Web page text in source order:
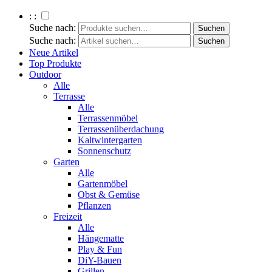
: :
Suche nach:
Suche nach:
Neue Artikel
Top Produkte
Outdoor
Alle
Terrasse
Alle
Terrassenmöbel
Terrassenüberdachung
Kaltwintergarten
Sonnenschutz
Garten
Alle
Gartenmöbel
Obst & Gemüse
Pflanzen
Freizeit
Alle
Hängematte
Play & Fun
DiY-Bauen